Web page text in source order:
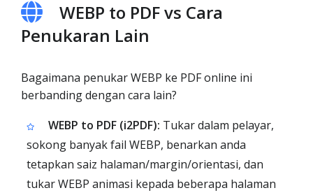
WEBP to PDF vs Cara
Penukaran Lain
Bagaimana penukar WEBP ke PDF online ini
berbanding dengan cara lain?
WEBP to PDF (i2PDF): Tukar dalam pelayar,
sokong banyak fail WEBP, benarkan anda
tetapkan saiz halaman/margin/orientasi, dan
tukar WEBP animasi kepada beberapa halaman